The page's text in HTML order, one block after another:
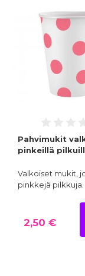
Pahvimukit
pinkeillä
Valkoiset mukit,
pinkkejä
2,50 €